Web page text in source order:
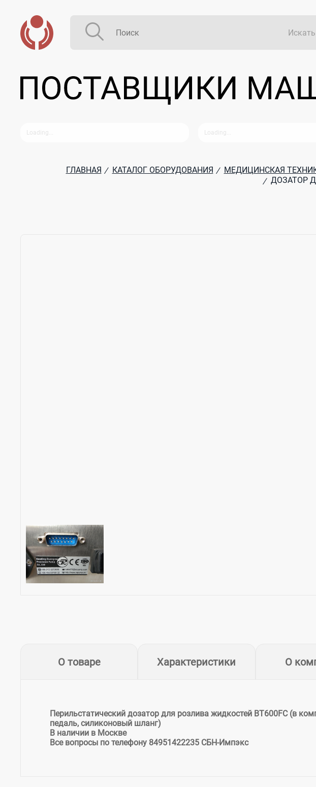
ГЛАВНАЯ / КАТАЛОГ ОБОРУДОВАНИЯ / МЕДИЦИНСКАЯ
/ ДОЗАТОР
О товаре Характеристики О
Перильстатический дозатор для розлива жидкостей BT600FC (в
педаль, силиконовый шланг)
В наличии в Москве
Все вопросы по телефону 84951422235 СБН-Импэкс